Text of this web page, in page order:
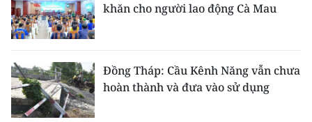
khăn cho người lao động Cà Mau
Đồng Tháp: Cầu Kênh Năng vẫn chưa
hoàn thành và đưa vào sử dụng